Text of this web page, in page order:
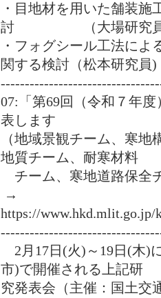
・目地材を用いた舗装
討 （大場研究
・フォグシール工法に
関する検討（松本研究員)
07:「第69回（令和７年
表します
（地域景観チーム、寒
地質チーム、耐寒材料
チーム、寒地道路保全
→
https://www.hkd.mlit.go.jp/
2月17日(火)～19日(木)
市)で開催される上記研
究発表会（主催：国土交